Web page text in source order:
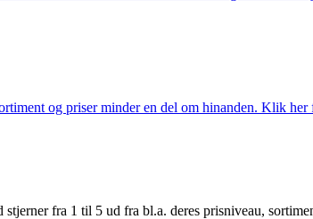
og priser minder en del om hinanden. Klik her
fra 1 til 5 ud fra bl.a. deres prisniveau,